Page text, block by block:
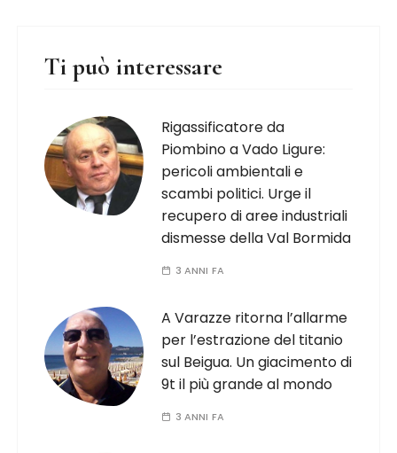
Ti può interessare
Rigassificatore da
Piombino a Vado Ligure:
pericoli ambientali e
scambi politici. Urge il
recupero di aree industriali
dismesse della Val Bormida
3 ANNI FA
A Varazze ritorna l’allarme
per l’estrazione del titanio
sul Beigua. Un giacimento di
9t il più grande al mondo
3 ANNI FA